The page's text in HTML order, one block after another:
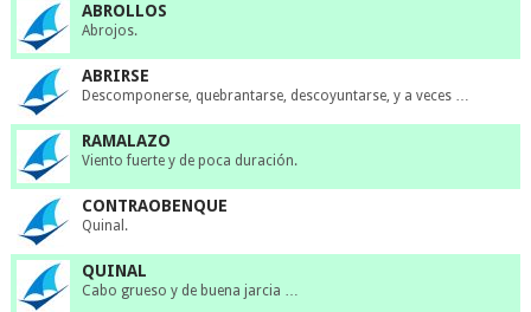
ABROLLOS
Abrojos.
ABRIRSE
Descomponerse, quebrantarse, descoyuntarse, y a veces …
RAMALAZO
Viento fuerte y de poca duración.
CONTRAOBENQUE
Quinal.
QUINAL
Cabo grueso y de buena jarcia …